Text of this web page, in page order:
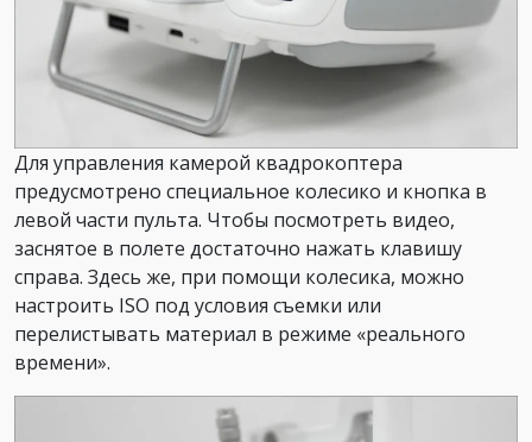
Для управления камерой квадрокоптера
предусмотрено специальное колесико и кнопка в
левой части пульта. Чтобы посмотреть видео,
заснятое в полете достаточно нажать клавишу
справа. Здесь же, при помощи колесика, можно
настроить ISO под условия съемки или
перелистывать материал в режиме «реального
времени».